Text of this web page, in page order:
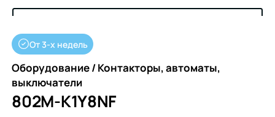
От 3-х недель
Оборудование / Контакторы, автоматы,
выключатели
802M-K1Y8NF